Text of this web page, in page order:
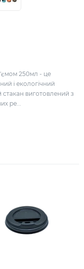
250мл - це
і екологічний
виготовлений з
ре...